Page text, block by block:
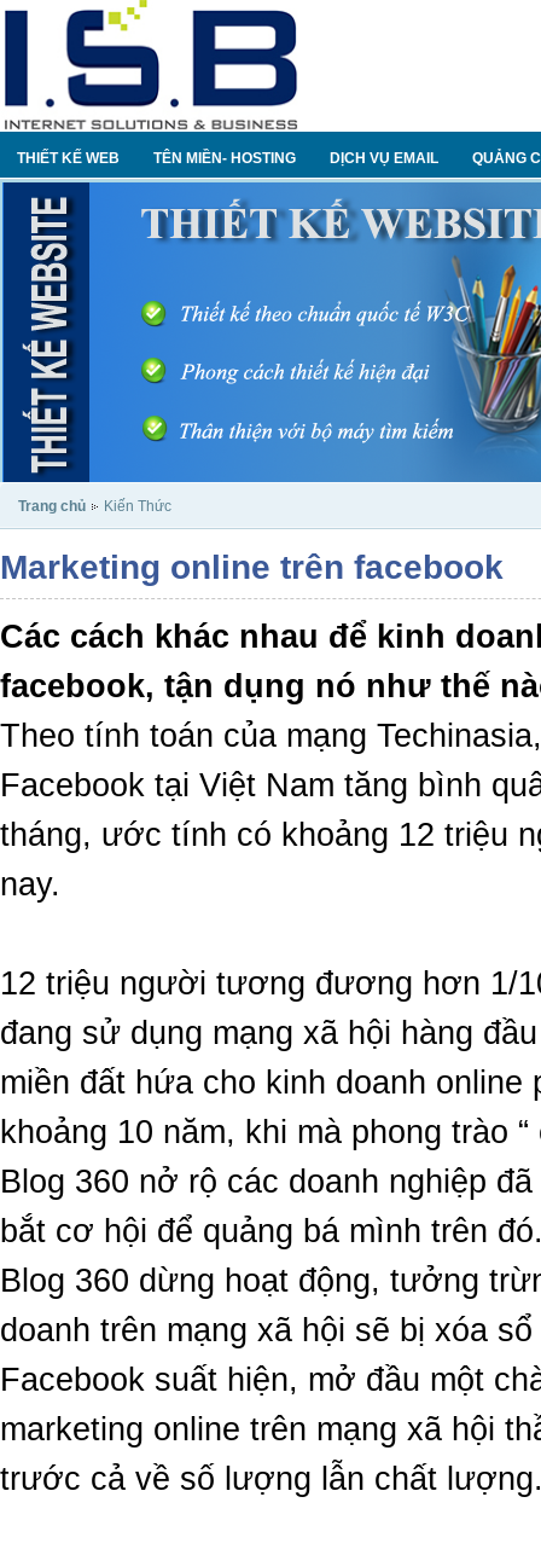
THIẾT KẾ WEB TÊN MIỀN- HOSTING DỊCH VỤ EMAIL QUẢNG
Trang chủ Kiến Thức
Marketing online trên facebook
Các cách khác nhau để kinh
facebook, tận dụng nó như thế
Theo tính toán của mạng
Facebook tại Việt Nam tăng bình
tháng, ước tính có khoảng 12 triệu
nay.
12 triệu người tương đương hơn 1/
đang sử dụng mạng xã hội hàng
miền đất hứa cho kinh doanh online
khoảng 10 năm, khi mà phong trào
Blog 360 nở rộ các doanh nghiệp
bắt cơ hội để quảng bá mình trên
Blog 360 dừng hoạt động, tưởng
doanh trên mạng xã hội sẽ bị xóa
Facebook suất hiện, mở đầu một
marketing online trên mạng xã hội
trước cả về số lượng lẫn chất